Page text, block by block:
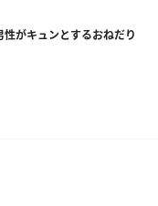
がキュンとするおねだり